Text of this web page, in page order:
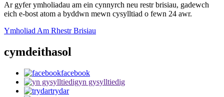
Ar gyfer ymholiadau am ein cynnyrch neu restr brisiau, gadewch
eich e-bost atom a byddwn mewn cysylltiad o fewn 24 awr.
Ymholiad Am Rhestr Brisiau
cymdeithasol
facebook
yn gysylltiedig
trydar